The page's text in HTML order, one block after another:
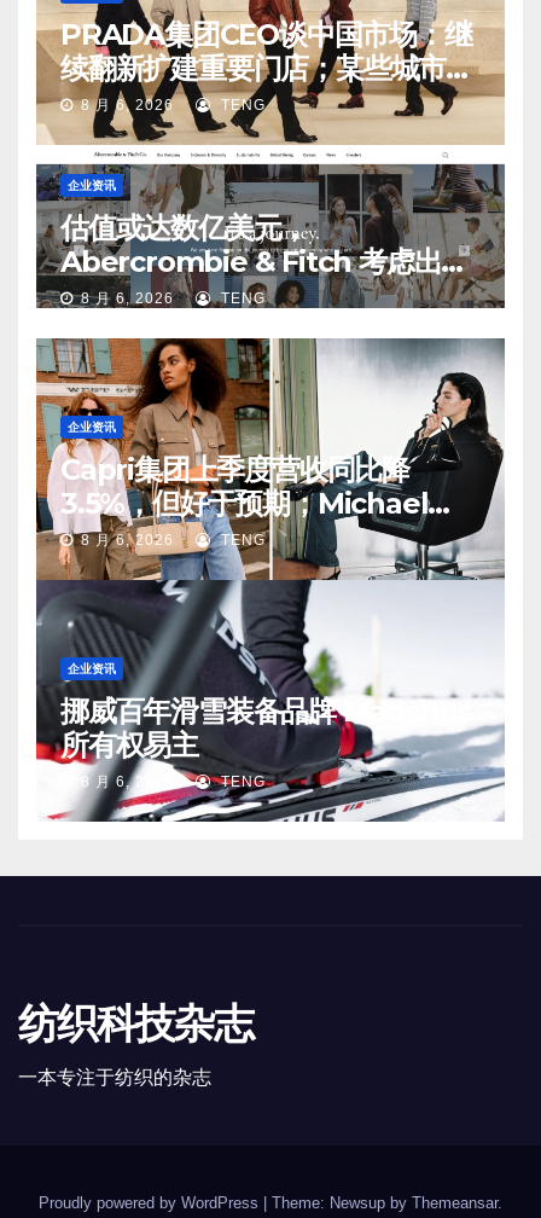
PRADA集团CEO谈中国市场：继
续翻新扩建重要门店；某些城市的
第二、第三店不再有价值
8 月 6, 2026 TENG
企业资讯
估值或达数亿美元，
Abercrombie & Fitch 考虑出售
中国业务部分股权
8 月 6, 2026 TENG
企业资讯
Capri集团上季度营收同比降
3.5%，但好于预期；Michael
Kors 在中国市场持续向好
8 月 6, 2026 TENG
企业资讯
挪威百年滑雪装备品牌 Madshus
所有权易主
8 月 6, 2026 TENG
纺织科技杂志
一本专注于纺织的杂志
Proudly powered by WordPress | Theme: Newsup by Themeansar.